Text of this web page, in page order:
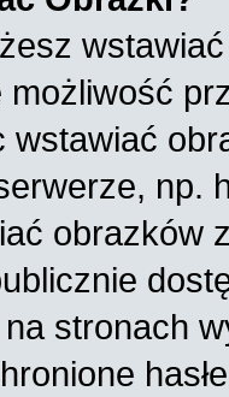
wstawiać
np.
obrazków
stronach